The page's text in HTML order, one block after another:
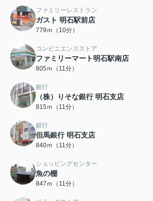
ファミリーレストラン
ガスト 明石駅前店
779ｍ（10分）
コンビニエンスストア
ファミリーマート明石駅南店
805ｍ（11分）
銀行
（株）りそな銀行 明石支店
815ｍ（11分）
銀行
但馬銀行 明石支店
840ｍ（11分）
ショッピングセンター
魚の棚
847ｍ（11分）